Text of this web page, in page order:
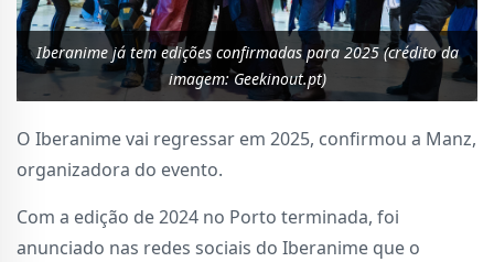
Iberanime já tem edições confirmadas para 2025 (crédito da
imagem: Geekinout.pt)
O Iberanime vai regressar em 2025, confirmou a Manz,
organizadora do evento.
Com a edição de 2024 no Porto terminada, foi
anunciado nas redes sociais do Iberanime que o